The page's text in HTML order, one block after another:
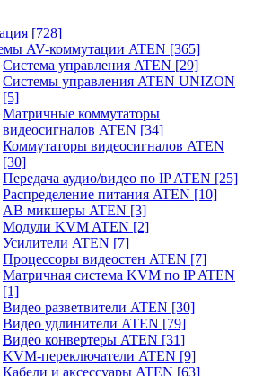
[728]
AV-коммутации ATEN [365]
Система управления ATEN [29]
Системы управления ATEN UNIZON
[5]
Матричные коммутаторы
видеосигналов ATEN [34]
Коммутаторы видеосигналов ATEN
[30]
Передача аудио/видео по IP ATEN [25]
Распределение питания ATEN [10]
АВ микшеры ATEN [3]
Модули KVM ATEN [2]
Усилители ATEN [7]
Процессоры видеостен ATEN [7]
Матричная система KVM по IP ATEN
[1]
Видео разветвители ATEN [30]
Видео удлинители ATEN [79]
Видео конвертеры ATEN [31]
KVM-переключатели ATEN [9]
Кабели и аксессуары ATEN [63]